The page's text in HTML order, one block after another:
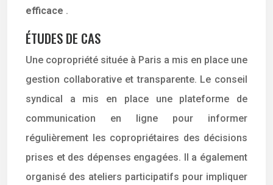
efficace .
ÉTUDES DE CAS
Une copropriété située à Paris a mis en place une
gestion collaborative et transparente. Le conseil
syndical a mis en place une plateforme de
communication en ligne pour informer
régulièrement les copropriétaires des décisions
prises et des dépenses engagées. Il a également
organisé des ateliers participatifs pour impliquer